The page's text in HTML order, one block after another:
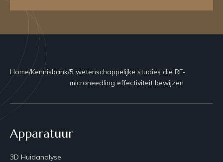
Home/Kennisbank/5 wetenschappelijke studies die RF-
microneedling effectiviteit bewijzen
Apparatuur
3D Huidanalyse